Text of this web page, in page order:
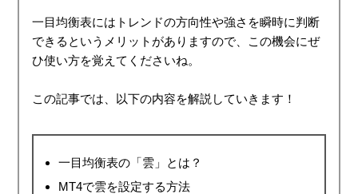
一目均衡表にはトレンドの方向性や強さを瞬時に判断
できるというメリットがありますので、この機会にぜ
ひ使い方を覚えてくださいね。
この記事では、以下の内容を解説していきます！
一目均衡表の「雲」とは？
MT4で雲を設定する方法